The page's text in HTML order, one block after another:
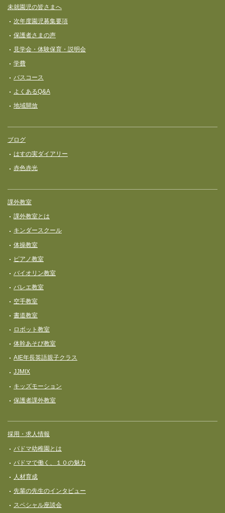
未就園児の皆さまへ
次年度園児募集要項
保護者さまの声
見学会・体験保育・説明会
学費
バスコース
よくあるQ&A
地域開放
ブログ
はすの実ダイアリー
赤色赤光
課外教室
課外教室とは
キンダースクール
体操教室
ピアノ教室
バイオリン教室
バレエ教室
空手教室
書道教室
ロボット教室
体幹あそび教室
AIE年長英語親子クラス
JJMIX
キッズモーション
保護者課外教室
採用・求人情報
パドマ幼稚園とは
パドマで働く、１０の魅力
人材育成
先輩の先生のインタビュー
スペシャル座談会